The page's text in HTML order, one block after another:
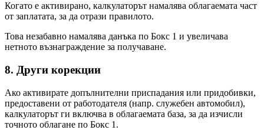
Когато е активирано, калкулаторът намалява облагаемата част
от заплатата, за да отрази правилото.
Това незабавно намалява данъка по Бокс 1 и увеличава
нетното възнаграждение за получаване.
8. Други корекции
Ако активирате допълнителни приспадания или придобивки,
предоставени от работодателя (напр. служебен автомобил),
калкулаторът ги включва в облагаемата база, за да изчисли
точното облагане по Бокс 1.